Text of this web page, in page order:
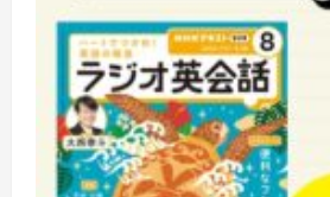
ら
に
読
む